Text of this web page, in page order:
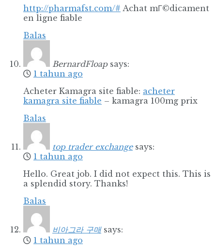
http://pharmafst.com/# Achat mГ©dicament
en ligne fiable
Balas
BernardFloap says:
1 tahun ago
Acheter Kamagra site fiable: acheter
kamagra site fiable – kamagra 100mg prix
Balas
top trader exchange says:
1 tahun ago
Hello. Great job. I did not expect this. This is
a splendid story. Thanks!
Balas
비아그라 구매 says:
1 tahun ago